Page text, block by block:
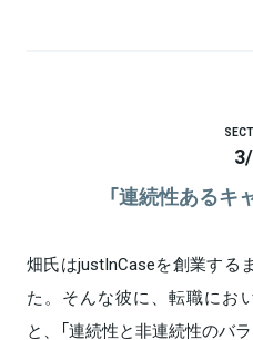
3/
「連続性あるキ
畑氏はjustInCaseを創業する
た。そんな彼に、転職にお
と、「連続性と非連続性のバ